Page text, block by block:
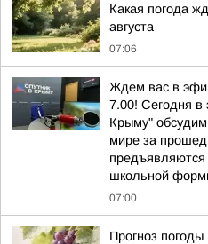
Какая погода
августа
07:06
Ждем вас в
7.00! Сегодня в
Крыму"
мире за
предъявляются
школьной
07:00
Прогноз